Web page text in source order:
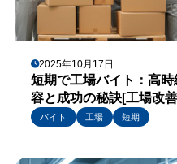
2025年10月17日
短期で工場バイト：高
容と成功の秘訣[工場改
バイト 工場
短期